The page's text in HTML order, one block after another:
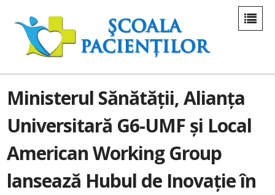
Ministerul Sănătății, Alianța
Universitară G6-UMF și Local
American Working Group
lansează Hubul de Inovație în